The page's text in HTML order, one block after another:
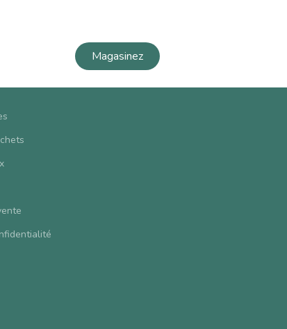
Magasinez